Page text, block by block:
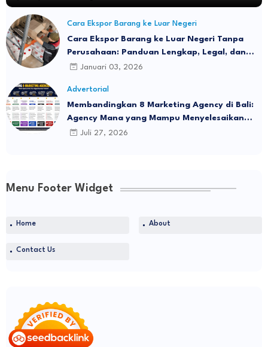
Cara Ekspor Barang ke Luar Negeri
Cara Ekspor Barang ke Luar Negeri Tanpa
Perusahaan: Panduan Lengkap, Legal, dan
Realistis untuk Individu & UMKM
Januari 03, 2026
Advertorial
Membandingkan 8 Marketing Agency di Bali:
Agency Mana yang Mampu Menyelesaikan
Tantangan Terbesar Bisnis Anda?
Juli 27, 2026
Menu Footer Widget
Home About
Contact Us